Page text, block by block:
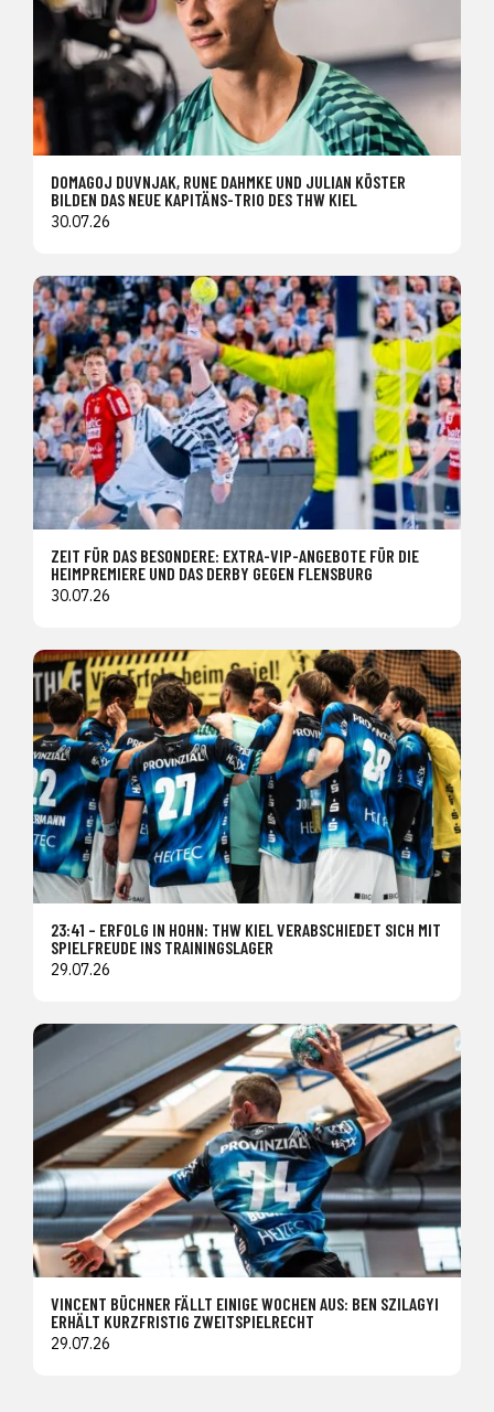
DOMAGOJ DUVNJAK, RUNE DAHMKE UND JULIAN KÖSTER
BILDEN DAS NEUE KAPITÄNS-TRIO DES THW KIEL
30.07.26
ZEIT FÜR DAS BESONDERE: EXTRA-VIP-ANGEBOTE FÜR DIE
HEIMPREMIERE UND DAS DERBY GEGEN FLENSBURG
30.07.26
23:41 – ERFOLG IN HOHN: THW KIEL VERABSCHIEDET SICH MIT
SPIELFREUDE INS TRAININGSLAGER
29.07.26
VINCENT BÜCHNER FÄLLT EINIGE WOCHEN AUS: BEN SZILAGYI
ERHÄLT KURZFRISTIG ZWEITSPIELRECHT
29.07.26